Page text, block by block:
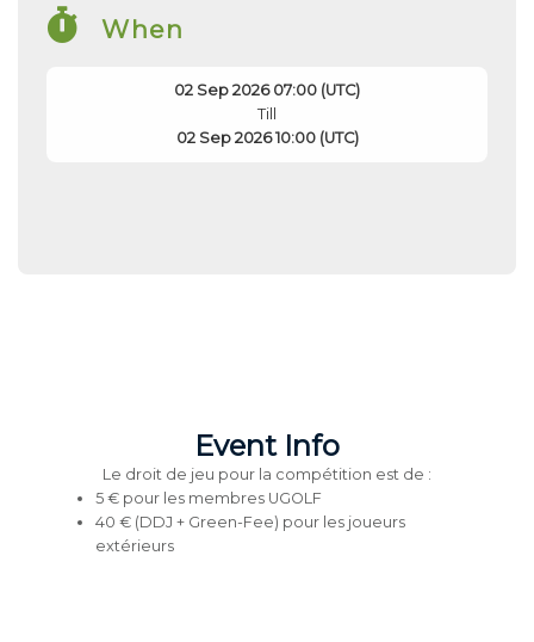
When
02 Sep 2026 07:00 (UTC)
Till
02 Sep 2026 10:00 (UTC)
Event Info
Le droit de jeu pour la compétition est de :
5 € pour les membres UGOLF
40 € (DDJ + Green-Fee) pour les joueurs
extérieurs